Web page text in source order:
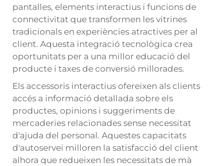
pantalles, elements interactius i funcions de
connectivitat que transformen les vitrines
tradicionals en experiències atractives per al
client. Aquesta integració tecnològica crea
oportunitats per a una millor educació del
producte i taxes de conversió millorades.
Els accessoris interactius ofereixen als clients
accés a informació detallada sobre els
productes, opinions i suggeriments de
mercaderies relacionades sense necessitat
d'ajuda del personal. Aquestes capacitats
d'autoservei milloren la satisfacció del client
alhora que redueixen les necessitats de mà